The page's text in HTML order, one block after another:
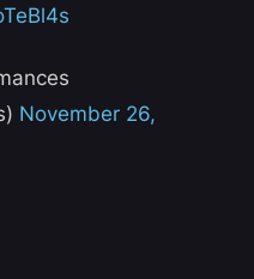
November 26,